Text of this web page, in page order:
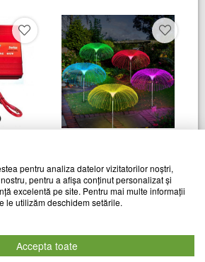
lei
TREND MARKET
Cod produs
pentru analiza datelor vizitatorilor noștri,
pentru a afișa conținut personalizat și
excelentă pe site. Pentru mai multe informații
le utilizăm deschidem setările.
Accepta toate